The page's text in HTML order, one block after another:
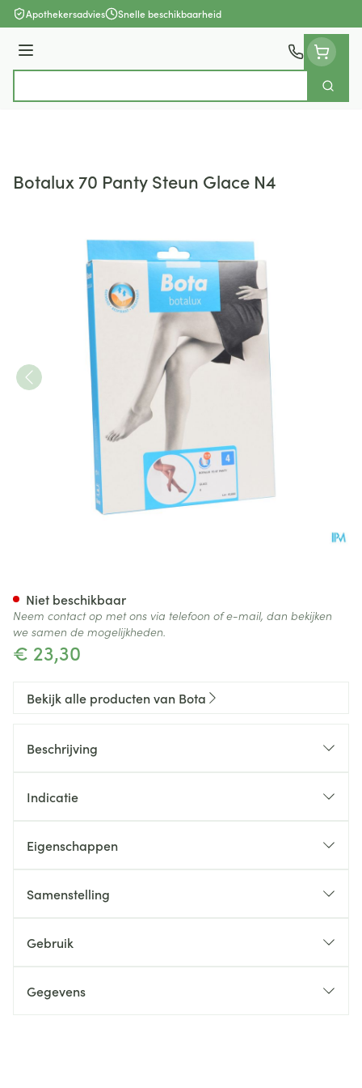
Ga naar de inhoud
Apothekersadvies Snelle beschikbaarheid
Menu
Zoek
Botalux 70 Panty Steun Glace N4
€ 23,30
Niet beschikbaar
Neem contact op met ons via telefoon of e-mail, dan bekijken
we samen de mogelijkheden.
Bekijk alle producten van Bota
Beschrijving
Indicatie
Eigenschappen
Samenstelling
Gebruik
Gegevens